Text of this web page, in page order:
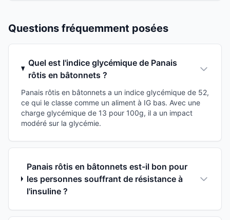
Questions fréquemment posées
Quel est l'indice glycémique de Panais
rôtis en bâtonnets ?
Panais rôtis en bâtonnets a un indice glycémique de 52,
ce qui le classe comme un aliment à IG bas. Avec une
charge glycémique de 13 pour 100g, il a un impact
modéré sur la glycémie.
Panais rôtis en bâtonnets est-il bon pour
les personnes souffrant de résistance à
l'insuline ?